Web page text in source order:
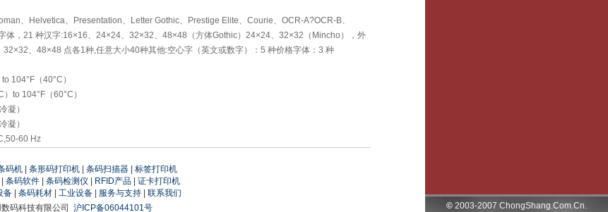
、Helvetica、Presentation、Letter Gothic、Prestige Elite、Courie、OCR-A?OCR-B、
体，21 种汉字:16×16、24×24、32×32、48×48（方体Gothic）24×24、32×32（Mincho），外
、48×48 点各1种,任意大小40种其他:空心字（英文或数字）：5 种价格字体：3 种
104°F（40°C）
to 104°F（60°C）
凝）
凝）
60 Hz
码机 条形码打印机 条码扫描器
标签打印机
条码软件| 条码检测仪 RFID产品| 证卡打印机
备 条码耗材 工业设备 服务与支持
联系我们
码科技有限公司 沪ICP备06044101号 © 2003-2007 ChongShang.Com.Cn.